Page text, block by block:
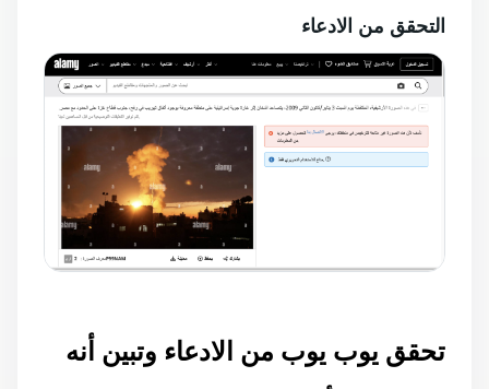
التحقق من الادعاء
تحقق يوب يوب من الادعاء وتبين أنه